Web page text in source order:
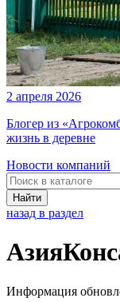
2 апреля 2026
Блогер из
жизнь в деревне
Новости компаний
Найти
назад в раздел
Информация